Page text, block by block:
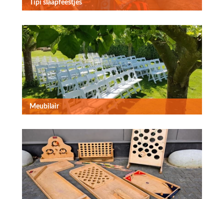
Tipi slaapfeestjes
Meubilair